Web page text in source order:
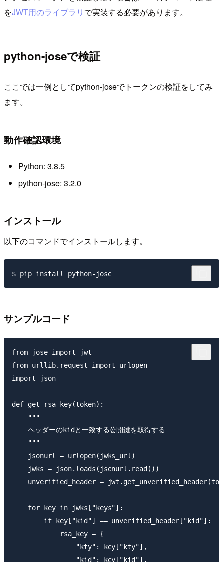
をJWT用のライブラリ で実装する必要があります。
python-joseで検証
ここでは一例としてpython-joseでトークンの検証をしてみ
ます。
動作確認環境
Python: 3.8.5
python-jose: 3.2.0
インストール
以下のコマンドでインストールします。
サンプルコード
from jose import jwt
from urllib.request import urlopen
import json
def get_rsa_key(token):
    """
    ヘッダーのkidと一致する公開鍵を取得する
    """
    jsonurl = urlopen(jwks_url)
    jwks = json.loads(jsonurl.read())
unverified_header =
    for key in jwks["keys"]:
        if key["kid"] == unverified_header["kid"]:
            rsa_key = {
                "kty": key["kty"],
                "kid": key["kid"],